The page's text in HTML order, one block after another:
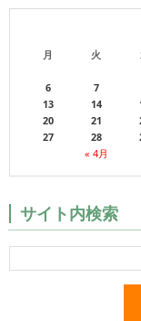
月
火
« 4月
6
7
13
14
20
21
27
28
サイト内検索